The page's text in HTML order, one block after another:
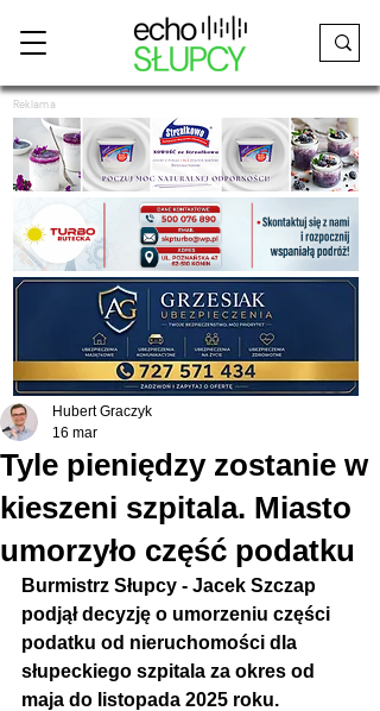
Reklama
Tyle pieniędzy zostanie w
kieszeni szpitala. Miasto
umorzyło część podatku
Hubert Graczyk
16 mar
Burmistrz Słupcy - Jacek Szczap
podjął decyzję o umorzeniu części
podatku od nieruchomości dla
słupeckiego szpitala za okres od
maja do listopada 2025 roku.